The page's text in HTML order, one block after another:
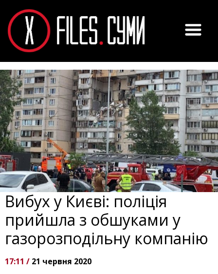
Вибух у Києві: поліція
прийшла з обшуками у
газорозподільну компанію
17:11 / 21 червня 2020